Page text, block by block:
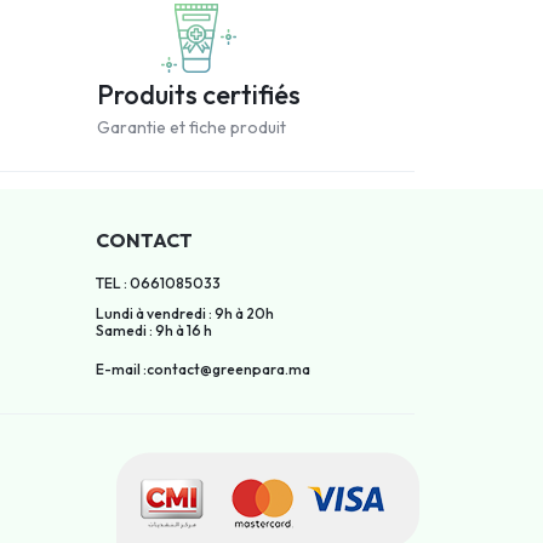
Produits certifiés
Garantie et fiche produit
CONTACT
TEL : 0661085033
Lundi à vendredi : 9h à 20h
Samedi : 9h à 16 h
E-mail :contact@greenpara.ma